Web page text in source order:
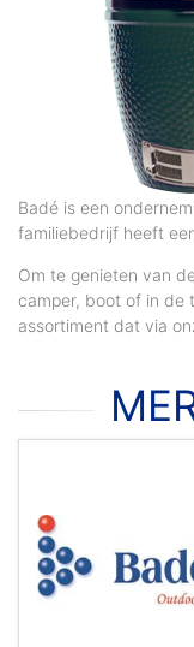
Badé is een
familiebedrijf heeft
Om te genieten van
camper, boot of in de
assortiment dat via